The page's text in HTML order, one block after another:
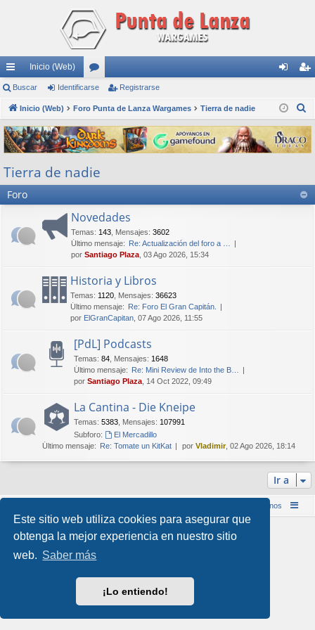
Este sitio web utiliza cookies para asegurar que
obtenga la mejor experiencia en nuestro sitio
web. Saber más
¡Lo entiendo!
nl
ac
es
rá
pi
do
Inicio (Web)
or
os nti
fic
ar
ist
ra
rs
Buscar Identificarse Registrarse
Inicio (Web) Foro Punta de Lanza Wargames Tierra de nadie
s
c
r
Tierra de nadie
Foro
Novedades
Temas: 143 Mensajes: 3602
Último mensaje: Re: Actualización del foro a …
por Santiago Plaza , 03 Ago 2026, 15:34
Historia y Libros
Temas: 1120 Mensajes: 36623
Último mensaje: Re: Foro El Gran Capitán.
por ElGranCapitan , 07 Ago 2026, 11:55
[PdL] Podcasts
Temas: 84 Mensajes: 1648
Último mensaje: Re: Mini Review de Into the B…
por Santiago Plaza , 14 Oct 2022, 09:49
La Cantina - Die Kneipe
Temas: 5383 Mensajes: 107991
Subforo:
El Mercadillo
Último mensaje: Re: Tomate un KitKat por Vladimir, 02 Ago 2026, 18:14
Ir a
Contáctenos
Style porArty & halilesen
Traducción al español por